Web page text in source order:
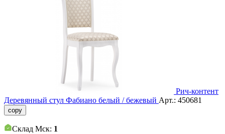
Рич-контент
Деревянный стул Фабиано белый / бежевый Арт.: 450681
copy
Склад Мск: 1